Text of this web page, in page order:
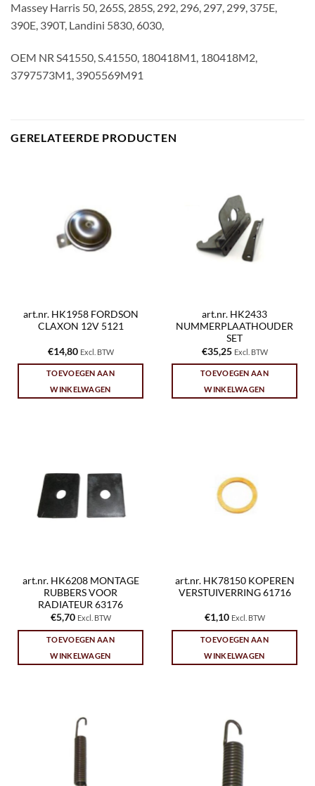
Massey Harris 50, 265S, 285S, 292, 296, 297, 299, 375E,
390E, 390T, Landini 5830, 6030,
OEM NR S41550, S.41550, 180418M1, 180418M2,
3797573M1, 3905569M91
GERELATEERDE PRODUCTEN
art.nr. HK1958 FORDSON
CLAXON 12V 5121
€14,80 Excl. BTW
TOEVOEGEN AAN
WINKELWAGEN
art.nr. HK2433
NUMMERPLAATHOUDER
SET
€35,25 Excl. BTW
TOEVOEGEN AAN
WINKELWAGEN
art.nr. HK6208 MONTAGE
RUBBERS VOOR
RADIATEUR 63176
€5,70 Excl. BTW
TOEVOEGEN AAN
WINKELWAGEN
art.nr. HK78150 KOPEREN
VERSTUIVERRING 61716
€1,10 Excl. BTW
TOEVOEGEN AAN
WINKELWAGEN